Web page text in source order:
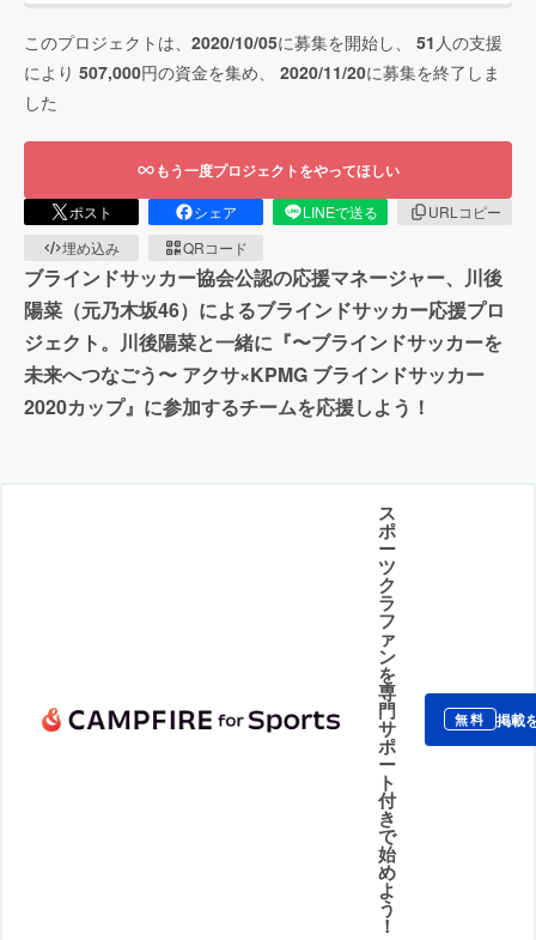
このプロジェクトは、 2020/10/05に募集を開始し、 51 人の支援
により 507,000円の資金を集め、 2020/11/20に募集を終了しま
した
もう一度プロジェクトをやってほしい
ポスト シェア LINEで送る
URLコピー
埋め込み
QRコード
ブラインドサッカー協会公認の応援マネージャー、川後
陽菜（元乃木坂46）によるブラインドサッカー応援プロ
ジェクト。川後陽菜と一緒に『〜ブラインドサッカーを
未来へつなごう〜 アクサ×KPMG ブラインドサッカー
2020カップ』に参加するチームを応援しよう！
ス
ポ
ー
ツ
ク
ラ
フ
ァ
ン
を
専
門
サ
ポ
ー
ト
付
き
で
始
め
よ
う
！
無料 掲載